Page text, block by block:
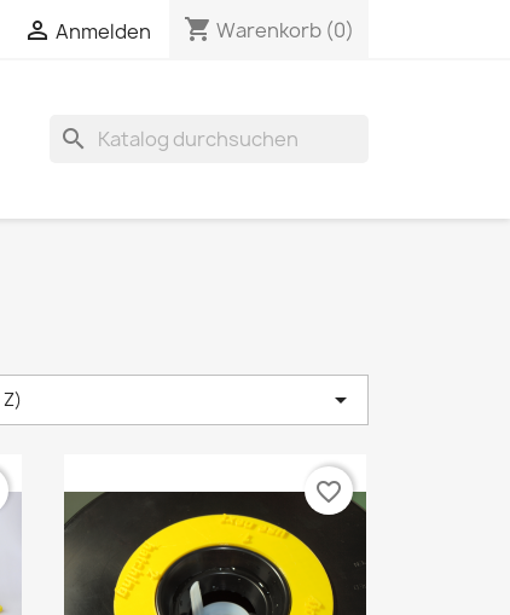
 Anmelden shopping_cart Warenkorb (0)
search
Z) 
favorite_border